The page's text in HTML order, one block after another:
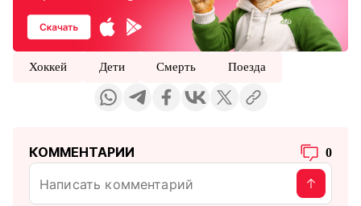
Хоккей Дети Смерть Поезда
КОММЕНТАРИИ 0